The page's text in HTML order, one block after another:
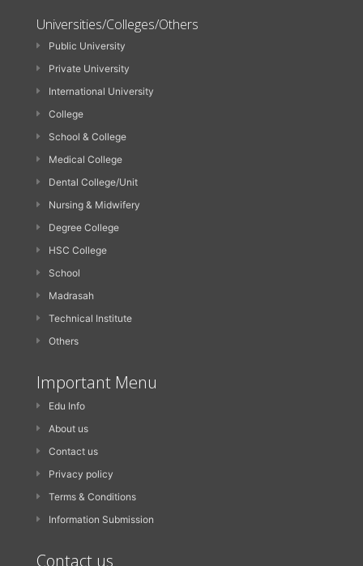
Universities/Colleges/Others
Public University
Private University
International University
College
School & College
Medical College
Dental College/Unit
Nursing & Midwifery
Degree College
HSC College
School
Madrasah
Technical Institute
Others
Important Menu
Edu Info
About us
Contact us
Privacy policy
Terms & Conditions
Information Submission
Contact us